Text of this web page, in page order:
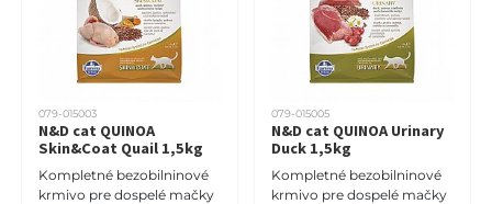
079-015003
N&D cat QUINOA
Skin&Coat Quail 1,5kg
Kompletné bezobilninové
krmivo pre dospelé mačky
079-015005
N&D cat QUINOA Urinary
Duck 1,5kg
Kompletné bezobilninové
krmivo pre dospelé mačky